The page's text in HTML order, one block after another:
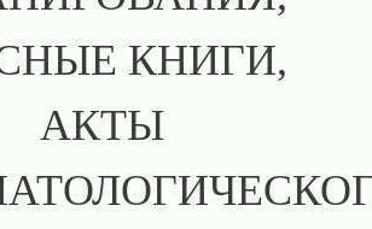
КНИГИ,
АКТЫ